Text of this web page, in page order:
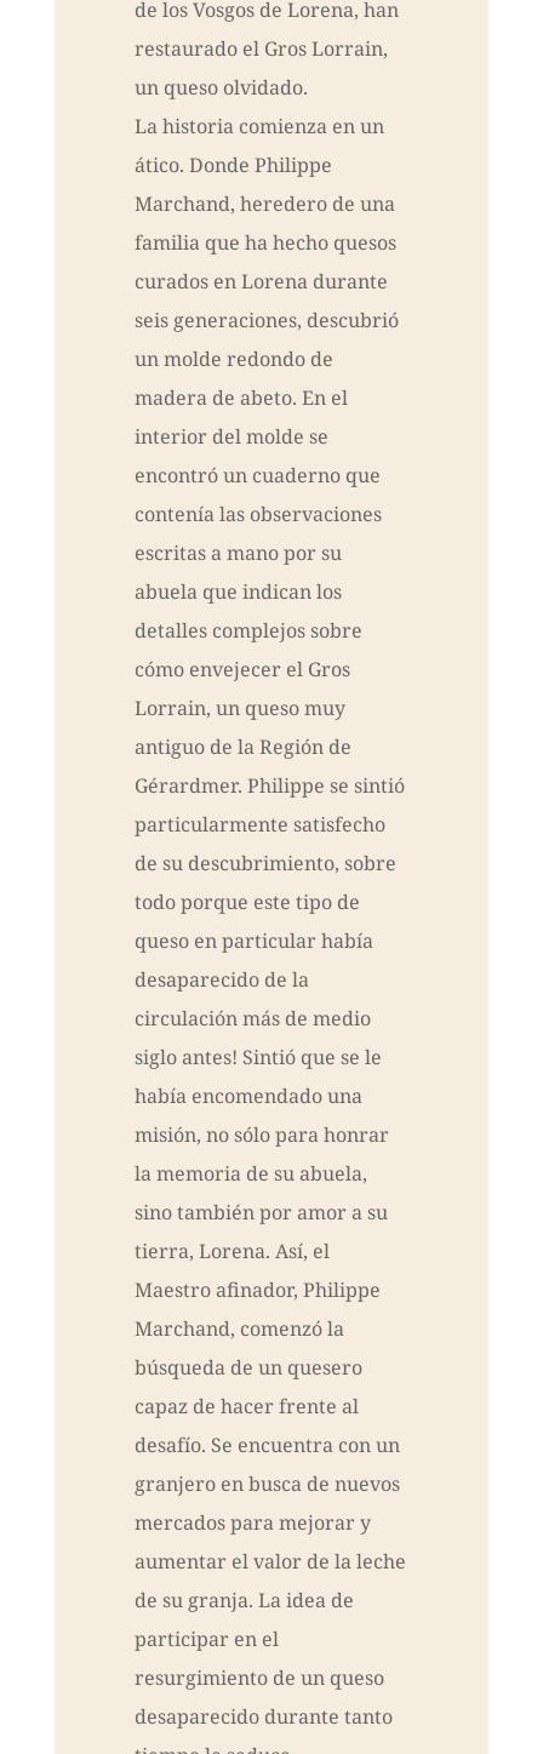
de los Vosgos de Lorena, han
restaurado el Gros Lorrain,
un queso olvidado.
La historia comienza en un
ático. Donde Philippe
Marchand, heredero de una
familia que ha hecho quesos
curados en Lorena durante
seis generaciones, descubrió
un molde redondo de
madera de abeto. En el
interior del molde se
encontró un cuaderno que
contenía las observaciones
escritas a mano por su
abuela que indican los
detalles complejos sobre
cómo envejecer el Gros
Lorrain, un queso muy
antiguo de la Región de
Gérardmer. Philippe se sintió
particularmente satisfecho
de su descubrimiento, sobre
todo porque este tipo de
queso en particular había
desaparecido de la
circulación más de medio
siglo antes! Sintió que se le
había encomendado una
misión, no sólo para honrar
la memoria de su abuela,
sino también por amor a su
tierra, Lorena. Así, el
Maestro afinador, Philippe
Marchand, comenzó la
búsqueda de un quesero
capaz de hacer frente al
desafío. Se encuentra con un
granjero en busca de nuevos
mercados para mejorar y
aumentar el valor de la leche
de su granja. La idea de
participar en el
resurgimiento de un queso
desaparecido durante tanto